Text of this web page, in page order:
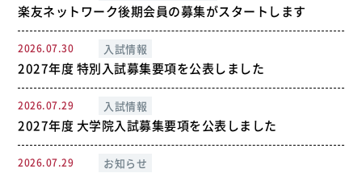
楽友ネットワーク後期会員の募集がスタートします
2026.07.30 入試情報
2027年度 特別入試募集要項を公表しました
2026.07.29 入試情報
2027年度 大学院入試募集要項を公表しました
2026.07.29 お知らせ